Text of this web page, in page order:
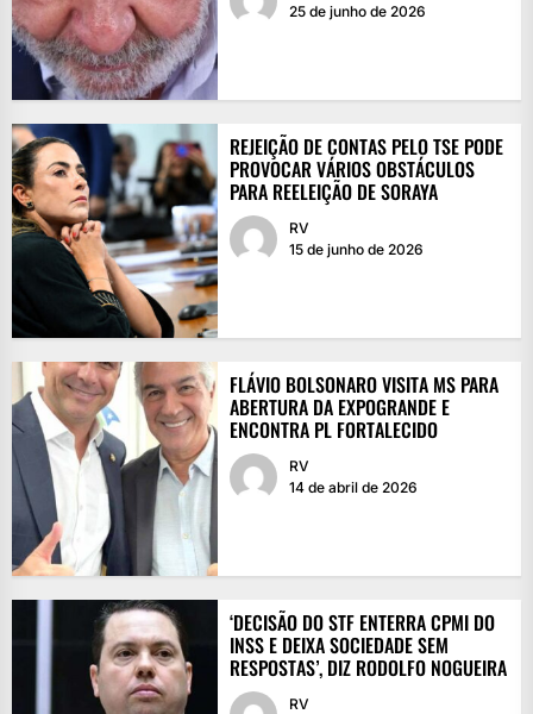
25 de junho de 2026
REJEIÇÃO DE CONTAS PELO TSE PODE
PROVOCAR VÁRIOS OBSTÁCULOS
PARA REELEIÇÃO DE SORAYA
RV
15 de junho de 2026
FLÁVIO BOLSONARO VISITA MS PARA
ABERTURA DA EXPOGRANDE E
ENCONTRA PL FORTALECIDO
RV
14 de abril de 2026
‘DECISÃO DO STF ENTERRA CPMI DO
INSS E DEIXA SOCIEDADE SEM
RESPOSTAS’, DIZ RODOLFO NOGUEIRA
RV